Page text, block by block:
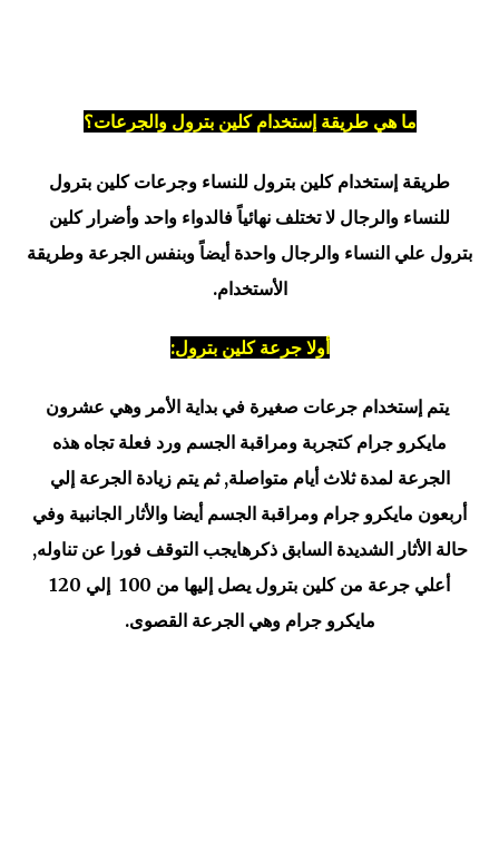
ما هي طريقة إستخدام كلين بترول والجرعات؟
طريقة إستخدام كلين بترول للنساء وجرعات كلين بترول
للنساء والرجال لا تختلف نهائياً فالدواء واحد وأضرار كلين
بترول علي النساء والرجال واحدة أيضاً وبنفس الجرعة وطريقة
الأستخدام.
أولا جرعة كلين بترول:
يتم إستخدام جرعات صغيرة في بداية الأمر وهي عشرون
مايكرو جرام كتجربة ومراقبة الجسم ورد فعلة تجاه هذه
الجرعة لمدة ثلاث أيام متواصلة, ثم يتم زيادة الجرعة إلي
أربعون مايكرو جرام ومراقبة الجسم أيضا والأثار الجانبية وفي
حالة الأثار الشديدة السابق ذكرهايجب التوقف فورا عن تناوله,
أعلي جرعة من كلين بترول يصل إليها من 100 إلي 120
مايكرو جرام وهي الجرعة القصوى.